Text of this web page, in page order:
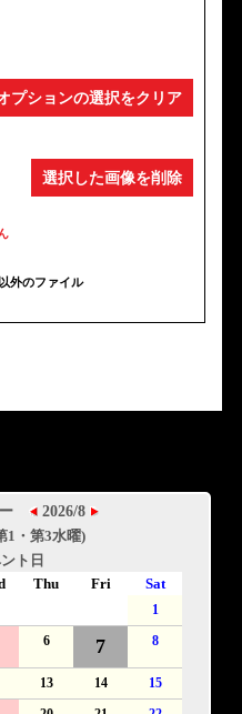
プションの選択をクリア
選択した画像を削除
外のファイル